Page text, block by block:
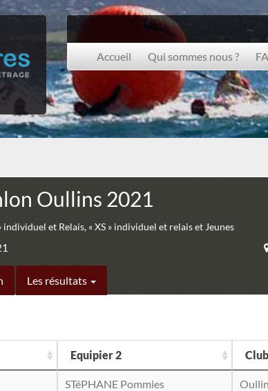
Accueil Qui sommes nous ?
Oullins 2021
individuel et Relais, « XS » individuel et relais et Jeunes
Les résultats
Equipier 2 Club
STéPHANE Pommies